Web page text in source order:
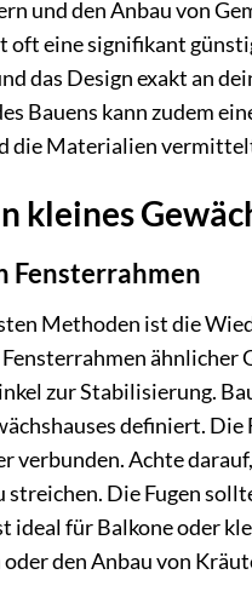
und den Anbau von
oft eine signifikant
das Design exakt an
Bauens kann zudem
die Materialien
kleines
Fensterrahmen
Methoden ist die
ähnlicher
zur Stabilisierung.
definiert.
verbunden. Achte
streichen. Die Fugen
für Balkone oder
den Anbau von